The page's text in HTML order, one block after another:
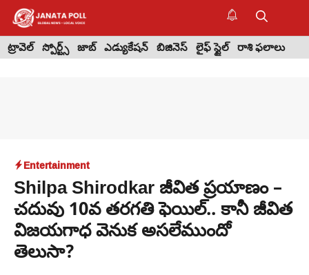
Skip
content
ట్రావెల్ స్పోర్ట్స్ జాబ్ ఎడ్యుకేషన్ బిజినెస్ లైఫ్ స్టైల్ రాశి ఫలాలు
Entertainment
Shilpa Shirodkar జీవిత ప్రయాణం –
చదువు 10వ తరగతి ఫెయిల్.. కానీ జీవిత
విజయగాధ వెనుక అసలేముందో
తెలుసా?